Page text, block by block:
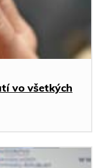
vo všetkých